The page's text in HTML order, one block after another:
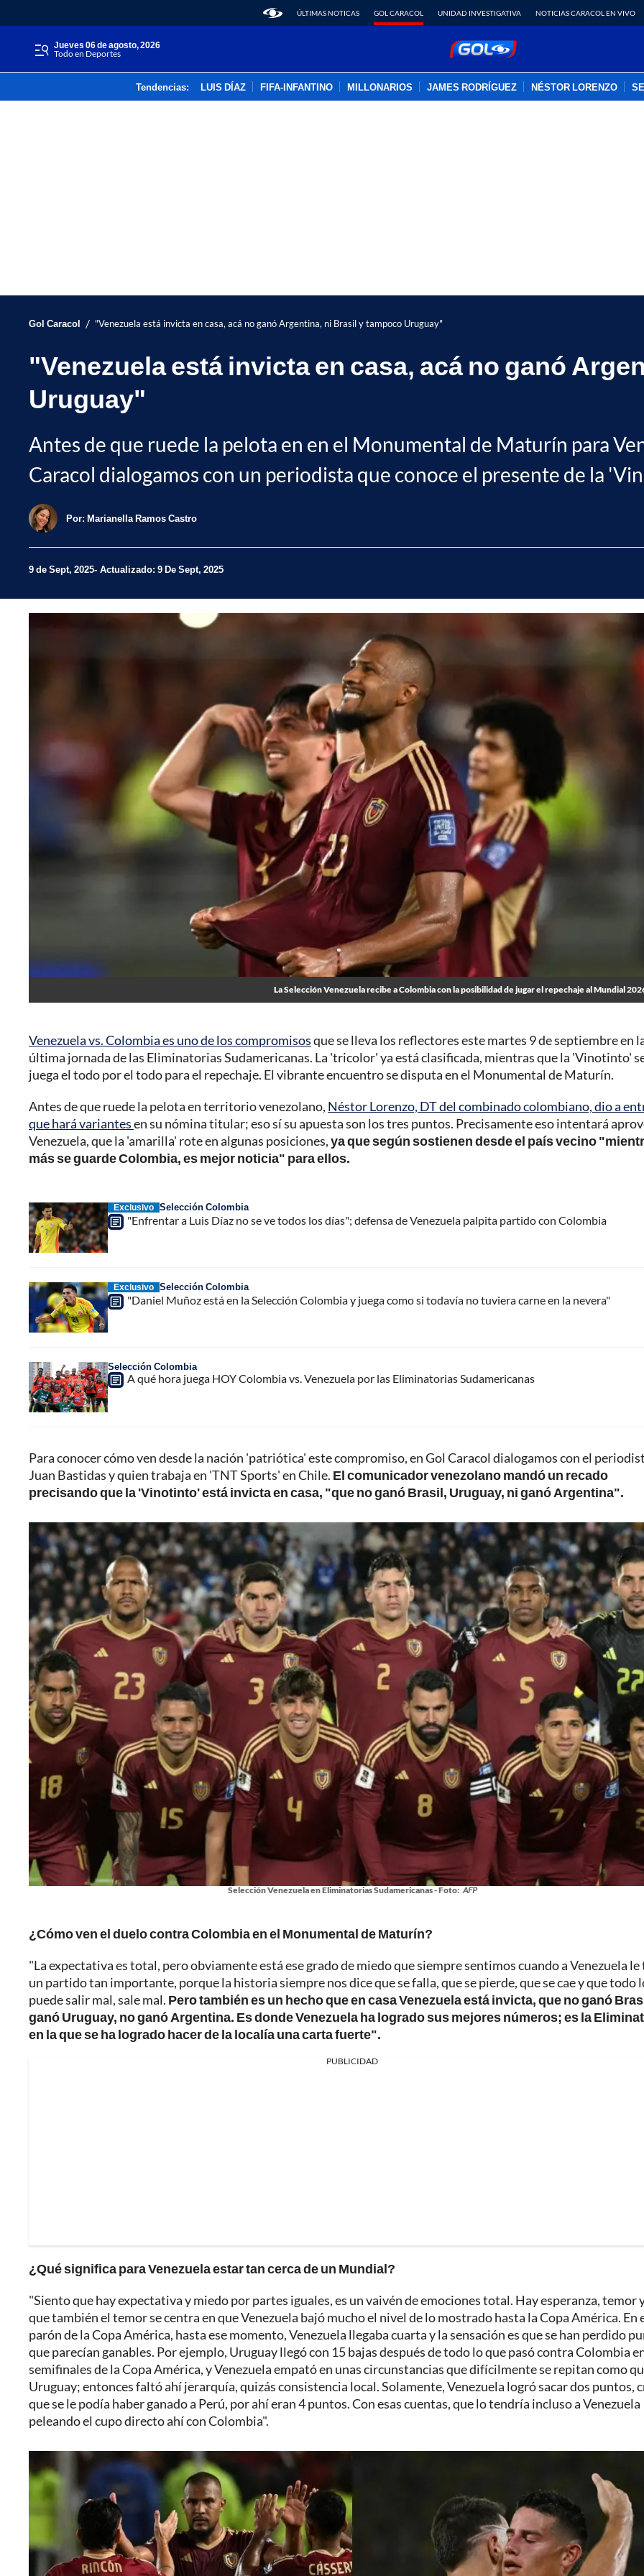
ÚLTIMAS NOTICAS GOL CARACOL UNIDAD INVESTIGATIVA NOTICIAS CARACOL EN VIVO
jueves 06 de agosto, 2026
Todo en Deportes
Tendencias: LUIS DÍAZ FIFA-INFANTINO MILLONARIOS JAMES RODRÍGUEZ NÉSTOR LORENZO
Gol Caracol / "Venezuela está invicta en casa, acá no ganó Argentina, ni Brasil y tampoco Uruguay"
"Venezuela está invicta en casa, acá no ganó
Uruguay"
Antes de que ruede la pelota en en el Monumental de Maturín para
Caracol dialogamos con un periodista que conoce el presente de la
Por: Marianella Ramos Castro
9 de Sept, 2025 Actualizado: 9 De Sept, 2025
La Selección Venezuela recibe a Colombia con la posibilidad de jugar el repechaje al Mundial
Venezuela vs. Colombia es uno de los compromisosque se lleva los reflectores este martes 9 de septiembre en
última jornada de las Eliminatorias Sudamericanas. La 'tricolor' ya está clasificada, mientras que la 'Vinotinto'
juega el todo por el todo para el repechaje. El vibrante encuentro se disputa en el Monumental de Maturín.
Antes de que ruede la pelota en territorio venezolano, Néstor Lorenzo, DT del combinado colombiano, dio a
que hará variantesen su nómina titular; eso sí su apuesta son los tres puntos. Precisamente eso intentará
Venezuela, que la 'amarilla' rote en algunas posiciones,ya que según sostienen desde el país vecino
más se guarde Colombia, es mejor noticia" para ellos.
Exclusivo Selección Colombia
"Enfrentar a Luis Díaz no se ve todos los días"; defensa de Venezuela palpita partido con Colombia
Exclusivo Selección Colombia
"Daniel Muñoz está en la Selección Colombia y juega como si todavía no tuviera carne en la nevera"
Selección Colombia
A qué hora juega HOY Colombia vs. Venezuela por las Eliminatorias Sudamericanas
Para conocer cómo ven desde la nación 'patriótica' este compromiso, en Gol Caracol dialogamos con el
Juan Bastidas y quien trabaja en 'TNT Sports' en Chile. El comunicador venezolano mandó un recado
precisando que la 'Vinotinto' está invicta en casa, "que no ganó Brasil, Uruguay, ni ganó Argentina".
Selección Venezuela en Eliminatorias Sudamericanas - Foto: AFP
¿Cómo ven el duelo contra Colombia en el Monumental de Maturín?
"La expectativa es total, pero obviamente está ese grado de miedo que siempre sentimos cuando a Venezuela le
un partido tan importante, porque la historia siempre nos dice que se falla, que se pierde, que se cae y que todo
puede salir mal, sale mal. Pero también es un hecho que en casa Venezuela está invicta, que no ganó
ganó Uruguay, no ganó Argentina. Es donde Venezuela ha logrado sus mejores números; es la
en la que se ha logrado hacer de la localía una carta fuerte".
PUBLICIDAD
¿Qué significa para Venezuela estar tan cerca de un Mundial?
"Siento que hay expectativa y miedo por partes iguales, es un vaivén de emociones total. Hay esperanza, temor
que también el temor se centra en que Venezuela bajó mucho el nivel de lo mostrado hasta la Copa América. En
parón de la Copa América, hasta ese momento, Venezuela llegaba cuarta y la sensación es que se han perdido
que parecían ganables. Por ejemplo, Uruguay llegó con 15 bajas después de todo lo que pasó contra Colombia
semifinales de la Copa América, y Venezuela empató en unas circunstancias que difícilmente se repitan como
Uruguay; entonces faltó ahí jerarquía, quizás consistencia local. Solamente, Venezuela logró sacar dos puntos,
que se le podía haber ganado a Perú, por ahí eran 4 puntos. Con esas cuentas, que lo tendría incluso a Venezuela
peleando el cupo directo ahí con Colombia".